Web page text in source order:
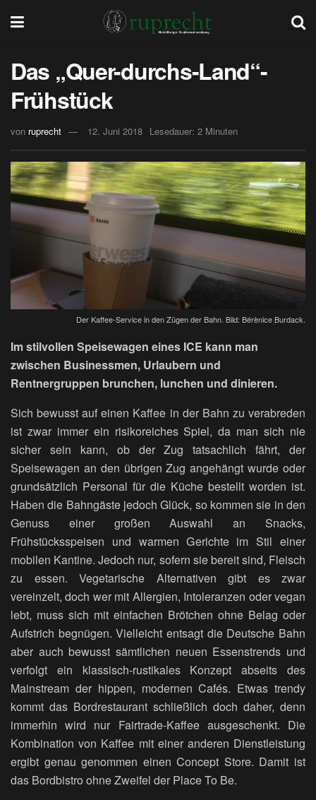
Das „Quer-durchs-Land“-
Frühstück
von ruprecht 12. Juni 2018 Lesedauer: 2 Minuten
Der Kaffee-Service in den Zügen der Bahn. Bild: Bérènice Burdack.
Im stilvollen Speisewagen eines ICE kann man
zwischen Businessmen, Urlaubern und
Rentnergruppen brunchen, lunchen und dinieren.
Sich bewusst auf einen Kaffee in der Bahn zu verabreden
ist zwar immer ein risikoreiches Spiel, da man sich nie
sicher sein kann, ob der Zug tatsachlich fährt, der
Speisewagen an den übrigen Zug angehängt wurde oder
grundsätzlich Personal für die Küche bestellt worden ist.
Haben die Bahngäste jedoch Glück, so kommen sie in den
Genuss einer großen Auswahl an Snacks,
Frühstücksspeisen und warmen Gerichte im Stil einer
mobilen Kantine. Jedoch nur, sofern sie bereit sind, Fleisch
zu essen. Vegetarische Alternativen gibt es zwar
vereinzelt, doch wer mit Allergien, Intoleranzen oder vegan
lebt, muss sich mit einfachen Brötchen ohne Belag oder
Aufstrich begnügen. Vielleicht entsagt die Deutsche Bahn
aber auch bewusst sämtlichen neuen Essenstrends und
verfolgt ein klassisch-rustikales Konzept abseits des
Mainstream der hippen, modernen Cafés. Etwas trendy
kommt das Bordrestaurant schließlich doch daher, denn
immerhin wird nur Fairtrade-Kaffee ausgeschenkt. Die
Kombination von Kaffee mit einer anderen Dienstleistung
ergibt genau genommen einen Concept Store. Damit ist
das Bordbistro ohne Zweifel der Place To Be.